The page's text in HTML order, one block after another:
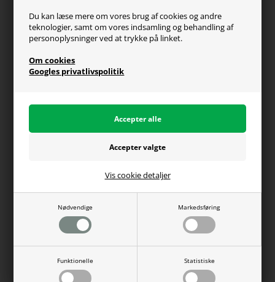
Du kan læse mere om vores brug af cookies og andre
teknologier, samt om vores indsamling og behandling af
personoplysninger ved at trykke på linket.
Om cookies
Googles privatlivspolitik
Nødvendige Markedsføring
Funktionelle Statistiske
Vis cookie detaljer
Generel info
Om os
Fragt og levering
Du kan altid ringe til os på telefon 98374333